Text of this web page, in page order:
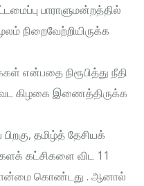
பாராளுமன்றத்தில்
நிறைவேற்றியிருக்க
என்பதை நிரூபித்து நீதி
வட கிழகை இணைத்திருக்க
தமிழ்த் தேசியக்
கட்சிகளை விட 11
கொண்டது . ஆனால்